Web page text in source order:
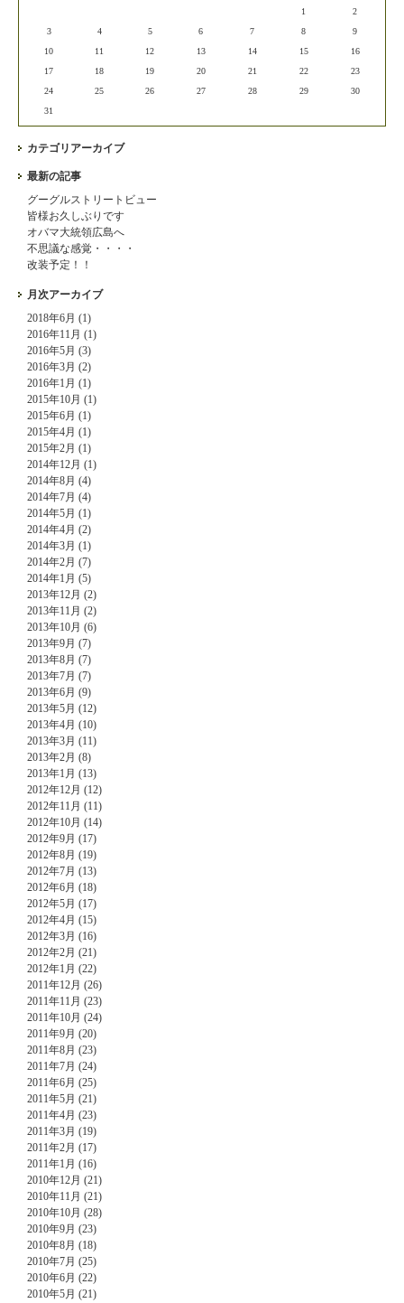
1
2
3
4 5 6 7 8
9
10
11 12 13 14 15
16
17
18 19 20 21 22
23
24
25 26 27 28 29
30
31
カテゴリアーカイブ
最新の記事
グーグルストリートビュー
皆様お久しぶりです
オバマ大統領広島へ
不思議な感覚・・・・
改装予定！！
月次アーカイブ
2018年6月 (1)
2016年11月 (1)
2016年5月 (3)
2016年3月 (2)
2016年1月 (1)
2015年10月 (1)
2015年6月 (1)
2015年4月 (1)
2015年2月 (1)
2014年12月 (1)
2014年8月 (4)
2014年7月 (4)
2014年5月 (1)
2014年4月 (2)
2014年3月 (1)
2014年2月 (7)
2014年1月 (5)
2013年12月 (2)
2013年11月 (2)
2013年10月 (6)
2013年9月 (7)
2013年8月 (7)
2013年7月 (7)
2013年6月 (9)
2013年5月 (12)
2013年4月 (10)
2013年3月 (11)
2013年2月 (8)
2013年1月 (13)
2012年12月 (12)
2012年11月 (11)
2012年10月 (14)
2012年9月 (17)
2012年8月 (19)
2012年7月 (13)
2012年6月 (18)
2012年5月 (17)
2012年4月 (15)
2012年3月 (16)
2012年2月 (21)
2012年1月 (22)
2011年12月 (26)
2011年11月 (23)
2011年10月 (24)
2011年9月 (20)
2011年8月 (23)
2011年7月 (24)
2011年6月 (25)
2011年5月 (21)
2011年4月 (23)
2011年3月 (19)
2011年2月 (17)
2011年1月 (16)
2010年12月 (21)
2010年11月 (21)
2010年10月 (28)
2010年9月 (23)
2010年8月 (18)
2010年7月 (25)
2010年6月 (22)
2010年5月 (21)